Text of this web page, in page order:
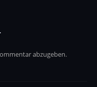
abzugeben.